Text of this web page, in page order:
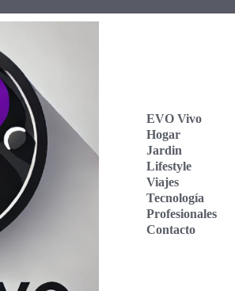
EVO Vivo
Hogar
Jardin
Lifestyle
Viajes
Tecnología
Profesionales
Contacto